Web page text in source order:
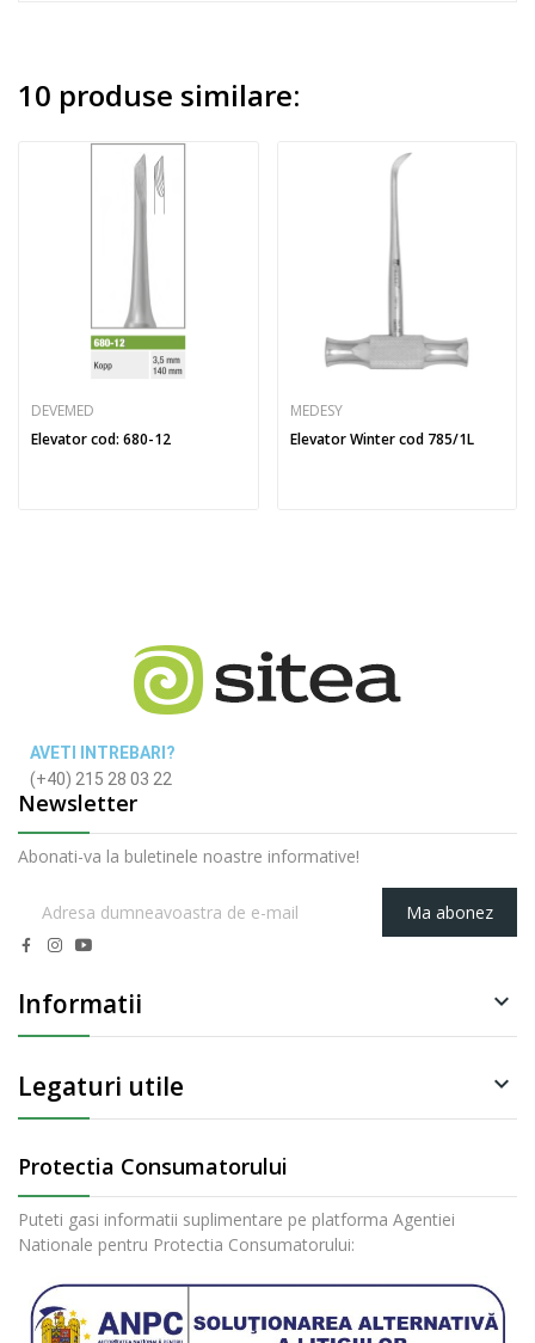
10 produse similare:
DEVEMED
Elevator cod: 680-12
MEDESY
Elevator Winter cod 785/1L
AVETI INTREBARI?
(+40) 215 28 03 22
Newsletter
Abonati-va la buletinele noastre informative!
Ma abonez
Informatii 
Legaturi utile 
Protectia Consumatorului
Puteti gasi informatii suplimentare pe platforma Agentiei
Nationale pentru Protectia Consumatorului: